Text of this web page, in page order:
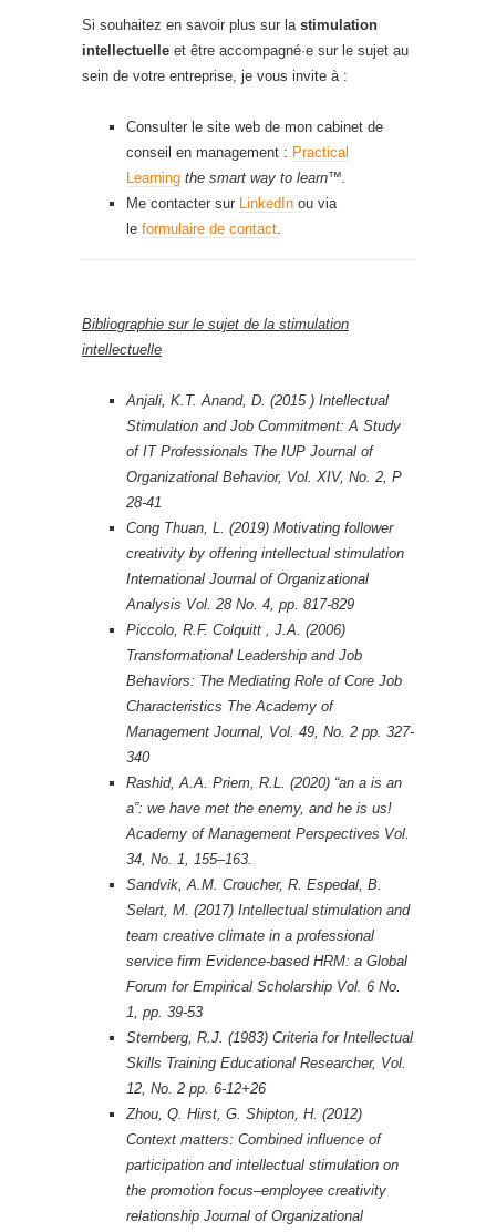
Si souhaitez en savoir plus sur la stimulation
intellectuelle et être accompagné·e sur le sujet au
sein de votre entreprise, je vous invite à :
Consulter le site web de mon cabinet de
conseil en management : Practical
Learning the smart way to learn™.
Me contacter sur LinkedIn ou via
le formulaire de contact.
Bibliographie sur le sujet de la stimulation
intellectuelle
Anjali, K.T. Anand, D. (2015 ) Intellectual
Stimulation and Job Commitment: A Study
of IT Professionals The IUP Journal of
Organizational Behavior, Vol. XIV, No. 2, P
28-41
Cong Thuan, L. (2019) Motivating follower
creativity by offering intellectual stimulation
International Journal of Organizational
Analysis Vol. 28 No. 4, pp. 817-829
Piccolo, R.F. Colquitt , J.A. (2006)
Transformational Leadership and Job
Behaviors: The Mediating Role of Core Job
Characteristics The Academy of
Management Journal, Vol. 49, No. 2 pp. 327-
340
Rashid, A.A. Priem, R.L. (2020) “an a is an
a”: we have met the enemy, and he is us!
Academy of Management Perspectives Vol.
34, No. 1, 155–163.
Sandvik, A.M. Croucher, R. Espedal, B.
Selart, M. (2017) Intellectual stimulation and
team creative climate in a professional
service firm Evidence-based HRM: a Global
Forum for Empirical Scholarship Vol. 6 No.
1, pp. 39-53
Sternberg, R.J. (1983) Criteria for Intellectual
Skills Training Educational Researcher, Vol.
12, No. 2 pp. 6-12+26
Zhou, Q. Hirst, G. Shipton, H. (2012)
Context matters: Combined influence of
participation and intellectual stimulation on
the promotion focus–employee creativity
relationship Journal of Organizational